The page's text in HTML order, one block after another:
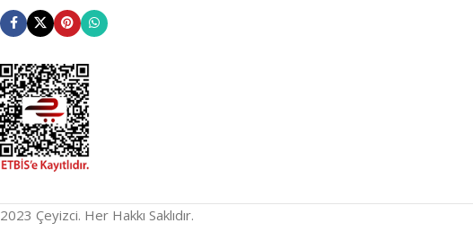
2023 Çeyizci. Her Hakkı Saklıdır.